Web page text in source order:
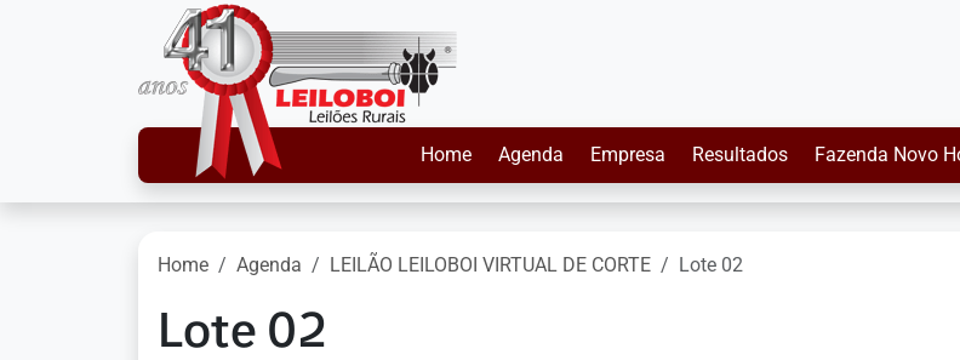
Home Agenda Empresa Resultados Fazenda Novo
Home Agenda LEILÃO LEILOBOI VIRTUAL DE CORTE Lote 02
Lote 02